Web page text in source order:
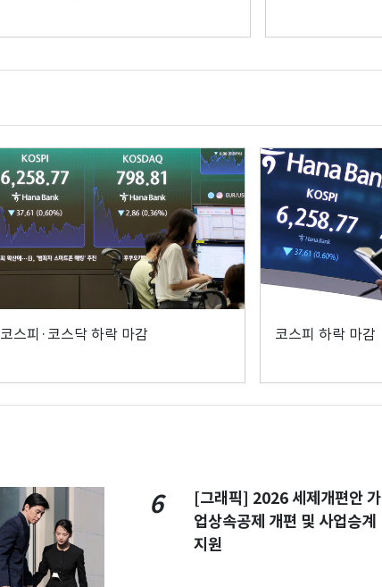
코스피·코스닥 하락 마감 코스피 하락 마감
6
[그래픽] 2026 세제개편안 가
업상속공제 개편 및 사업승계
지원